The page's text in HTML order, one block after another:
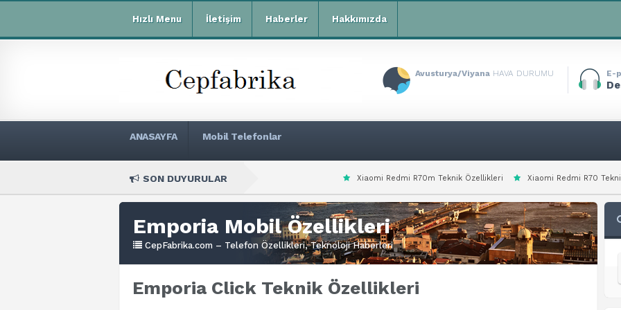
Hızlı Menu İletişim Haberler Hakkımızda
Avusturya/Viyana HAVA DURUMU E-
ANASAYFA Mobil Telefonlar
SON DUYURULAR Xiaomi Redmi R70m Teknik Özellikleri Xiaomi Redmi R70 Teknik Özellikleri
Emporia Mobil Özellikleri
CepFabrika.com – Telefon Özellikleri, Teknoloji Haberleri
Emporia Click Teknik Özellikleri